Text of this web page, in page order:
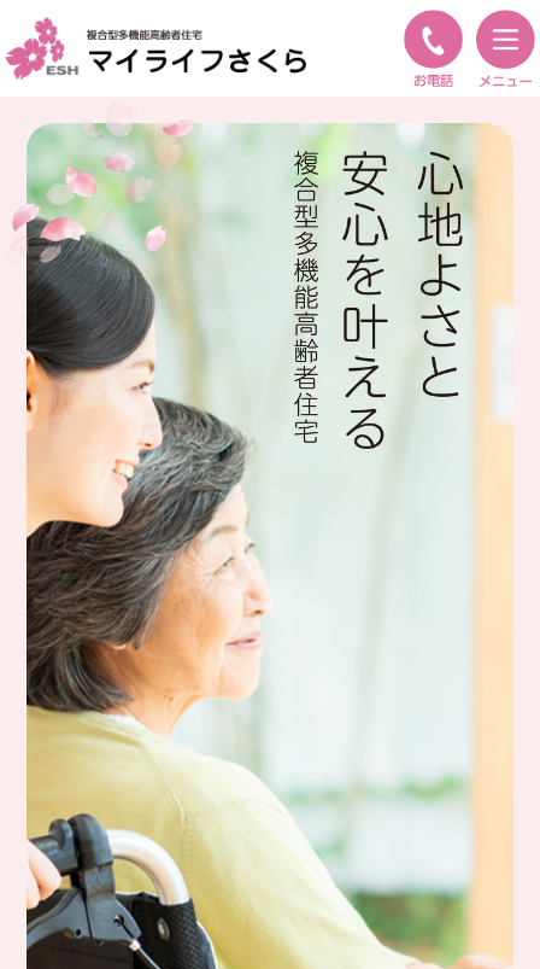
●マイライフさくらの特徴
デイサービス
● 施設・設備
● ご入居案内
●お知らせ